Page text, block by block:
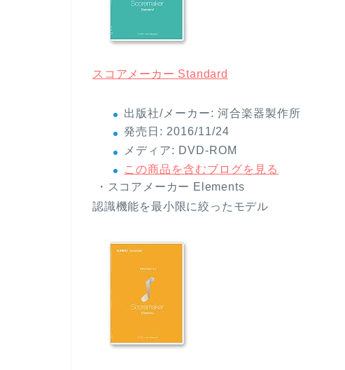
スコアメーカー Standard
出版社/メーカー: 河合楽器製作所
発売日: 2016/11/24
メディア: DVD-ROM
この商品を含むブログを見る
・スコアメーカー Elements
認識機能を最小限に絞ったモデル